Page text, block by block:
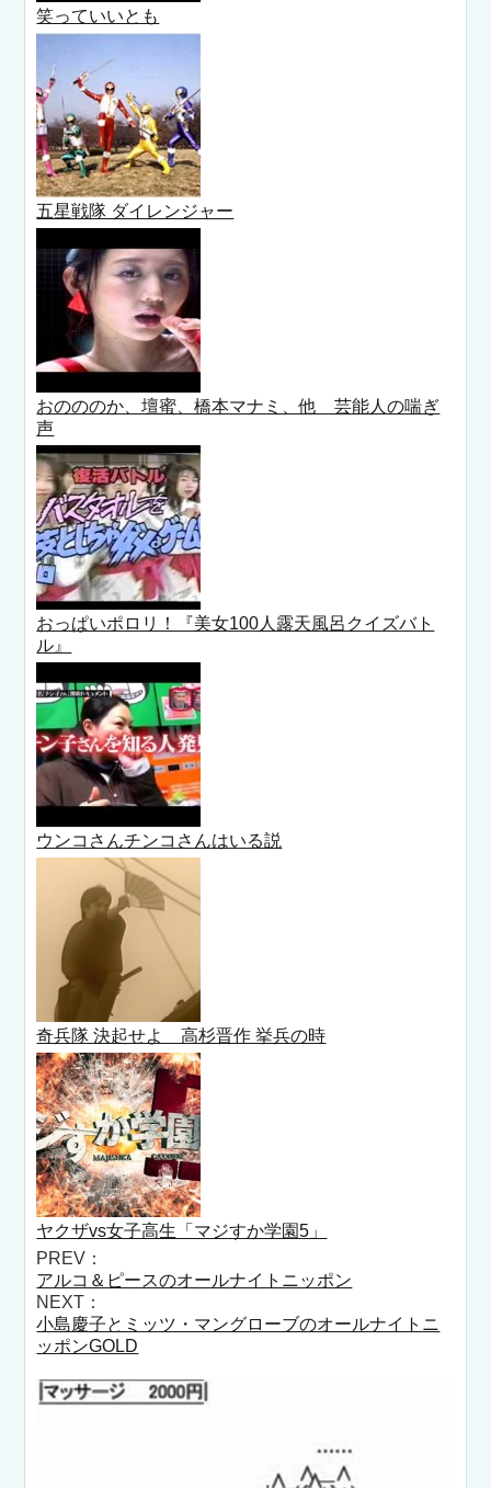
笑っていいとも
五星戦隊 ダイレンジャー
おのののか、壇蜜、橋本マナミ、他 芸能人の喘ぎ
声
おっぱいポロリ！『美女100人露天風呂クイズバト
ル』
ウンコさんチンコさんはいる説
奇兵隊 決起せよ 高杉晋作 挙兵の時
ヤクザvs女子高生「マジすか学園5」
PREV：
アルコ＆ピースのオールナイトニッポン
NEXT：
小島慶子とミッツ・マングローブのオールナイトニ
ッポンGOLD